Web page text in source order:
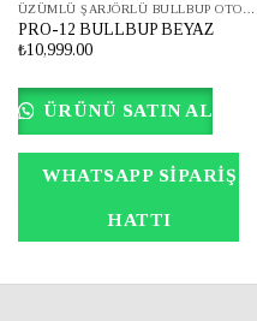
ÜZÜMLÜ ŞARJÖRLÜ BULLBUP OTOMATİK AV TÜFEĞİ
PRO-12 BULLBUP BEYAZ
₺10,999.00
ÜRÜNÜ SATIN AL
WHATSAPP SIPARIŞ
HATTI